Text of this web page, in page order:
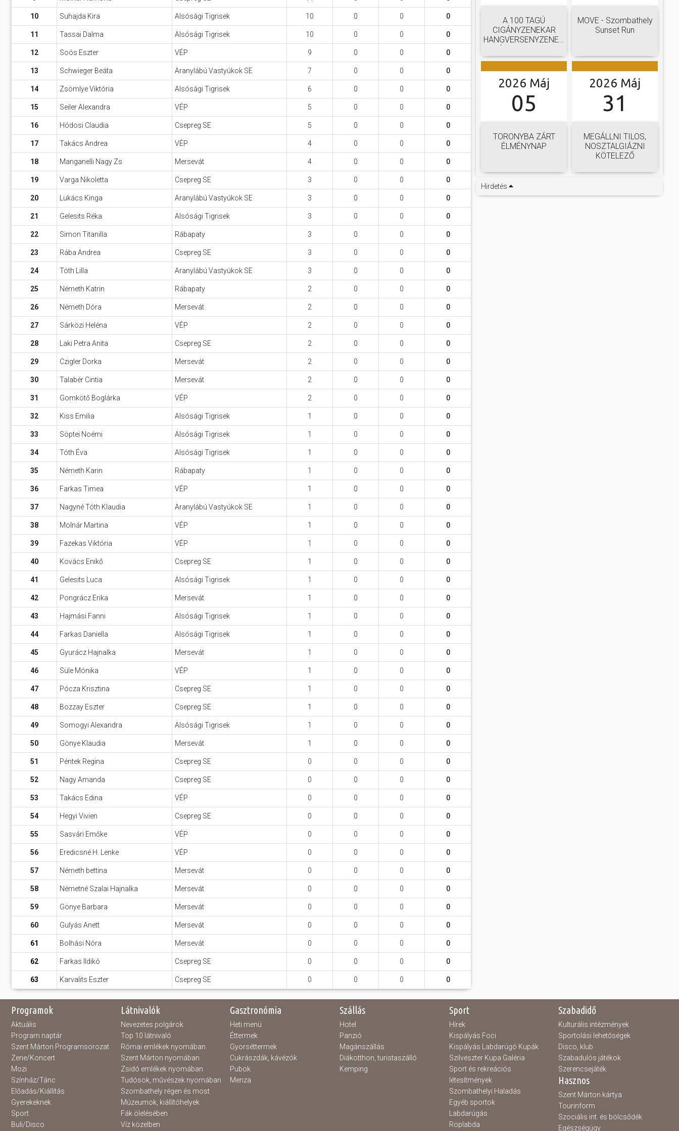
A 100 TAGÚ
CIGÁNYZENEKAR
HANGVERSENYZENEKARI
MOVE - Szombathely
Sunset Run
2026 Máj
05
TORONYBA ZÁRT
ÉLMÉNYNAP
2026 Máj
31
MEGÁLLNI TILOS,
NOSZTALGIÁZNI
KÖTELEZŐ
Hirdetés
10 Suhajda Kira Alsósági Tigrisek 10 0 0 0
11 Tassai Dalma Alsósági Tigrisek 10 0 0 0
12 Soós Eszter VÉP 9 0 0 0
13 Schwieger Beáta Aranylábú Vastyúkok SE 7 0 0 0
14 Zsömlye Viktória Alsósági Tigrisek 6 0 0 0
15 Seiler Alexandra VÉP 5 0 0 0
16 Hódosi Claudia Csepreg SE 5 0 0 0
17 Takács Andrea VÉP 4 0 0 0
18 Manganelli Nagy Zs Mersevát 4 0 0 0
19 Varga Nikoletta Csepreg SE 3 0 0 0
20 Lukács Kinga Aranylábú Vastyúkok SE 3 0 0 0
21 Gelesits Réka Alsósági Tigrisek 3 0 0 0
22 Simon Titanilla Rábapaty 3 0 0 0
23 Rába Andrea Csepreg SE 3 0 0 0
24 Tóth Lilla Aranylábú Vastyúkok SE 3 0 0 0
25 Németh Katrin Rábapaty 2 0 0 0
26 Németh Dóra Mersevát 2 0 0 0
27 Sárközi Heléna VÉP 2 0 0 0
28 Laki Petra Anita Csepreg SE 2 0 0 0
29 Czigler Dorka Mersevát 2 0 0 0
30 Talabér Cintia Mersevát 2 0 0 0
31 Gomkötő Boglárka VÉP 2 0 0 0
32 Kiss Emilia Alsósági Tigrisek 1 0 0 0
33 Söptei Noémi Alsósági Tigrisek 1 0 0 0
34 Tóth Éva Alsósági Tigrisek 1 0 0 0
35 Németh Karin Rábapaty 1 0 0 0
36 Farkas Timea VÉP 1 0 0 0
37 Nagyné Tóth Klaudia Aranylábú Vastyúkok SE 1 0 0 0
38 Molnár Martina VÉP 1 0 0 0
39 Fazekas Viktória VÉP 1 0 0 0
40 Kovács Enikő Csepreg SE 1 0 0 0
41 Gelesits Luca Alsósági Tigrisek 1 0 0 0
42 Pongrácz Erika Mersevát 1 0 0 0
43 Hajmási Fanni Alsósági Tigrisek 1 0 0 0
44 Farkas Daniella Alsósági Tigrisek 1 0 0 0
45 Gyurácz Hajnalka Mersevát 1 0 0 0
46 Süle Mónika VÉP 1 0 0 0
47 Pócza Krisztina Csepreg SE 1 0 0 0
48 Bozzay Eszter Csepreg SE 1 0 0 0
49 Somogyi Alexandra Alsósági Tigrisek 1 0 0 0
50 Gönye Klaudia Mersevát 1 0 0 0
51 Péntek Regina Csepreg SE 0 0 0 0
52 Nagy Amanda Csepreg SE 0 0 0 0
53 Takács Edina VÉP 0 0 0 0
54 Hegyi Vivien Csepreg SE 0 0 0 0
55 Sasvári Emőke VÉP 0 0 0 0
56 Eredicsné H. Lenke VÉP 0 0 0 0
57 Németh bettina Mersevát 0 0 0 0
58 Németné Szalai Hajnalka Mersevát 0 0 0 0
59 Gönye Barbara Mersevát 0 0 0 0
60 Gulyás Anett Mersevát 0 0 0 0
61 Bolhási Nóra Mersevát 0 0 0 0
62 Farkas Ildikó Csepreg SE 0 0 0 0
63 Karvalits Eszter Csepreg SE 0 0 0 0
Programok
Aktuális
Program naptár
Szent Márton Programsorozat
Zene/Koncert
Mozi
Színház/Tánc
Előadás/Kiállítás
Gyerekeknek
Sport
Buli/Disco
Látnivalók
Nevezetes polgárok
Top 10 látnivaló
Római emlékek nyomában
Szent Márton nyomában
Zsidó emlékek nyomában
Tudósok, művészek nyomában
Szombathely régen és most
Múzeumok, kiállítóhelyek
Fák ölelésében
Víz közelben
Gasztronómia
Heti menü
Éttermek
Gyorséttermek
Cukrászdák, kávézók
Pubok
Menza
Szállás
Hotel
Panzió
Magánszállás
Diákotthon, turistaszálló
Kemping
Sport
Hírek
Kispályás Foci
Kispályás Labdarúgó Kupák
Szilveszter Kupa Galéria
Sport és rekreációs
létesítmények
Szombathelyi Haladás
Egyéb sportok
Labdarúgás
Röplabda
Szabadidő
Kulturális intézmények
Sportolási lehetőségek
Disco, klub
Szabadulós játékok
Szerencsejáték
Hasznos
Szent Márton kártya
Tourinform
Szociális int. és bölcsődék
Egészségügy